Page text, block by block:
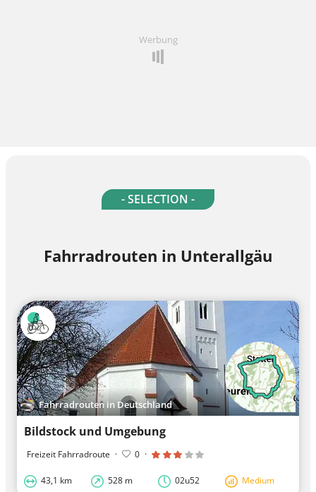
Werbung
- SELECTION -
Fahrradrouten in Unterallgäu
Fahrradrouten in Deutschland
Bildstock und Umgebung
Freizeit Fahrradroute · 0 ·
43,1 km 528 m 02u52 Medium